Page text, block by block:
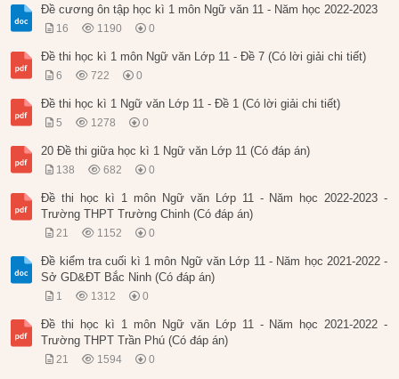
Đề cương ôn tập học kì 1 môn Ngữ văn 11 - Năm học 2022-2023
16 1190 0
Đề thi học kì 1 môn Ngữ văn Lớp 11 - Đề 7 (Có lời giải chi tiết)
6 722 0
Đề thi học kì 1 Ngữ văn Lớp 11 - Đề 1 (Có lời giải chi tiết)
5 1278 0
20 Đề thi giữa học kì 1 Ngữ văn Lớp 11 (Có đáp án)
138 682 0
Đề thi học kì 1 môn Ngữ văn Lớp 11 - Năm học 2022-2023 -
Trường THPT Trường Chinh (Có đáp án)
21 1152 0
Đề kiểm tra cuối kì 1 môn Ngữ văn Lớp 11 - Năm học 2021-2022 -
Sở GD&ĐT Bắc Ninh (Có đáp án)
1 1312 0
Đề thi học kì 1 môn Ngữ văn Lớp 11 - Năm học 2021-2022 -
Trường THPT Trần Phú (Có đáp án)
21 1594 0